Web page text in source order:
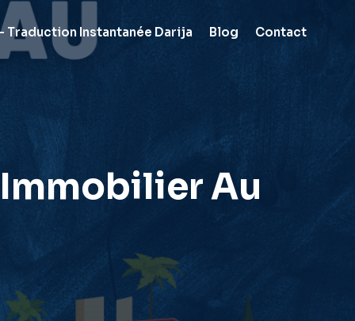
Traduction Instantanée Darija Blog Contact
Au